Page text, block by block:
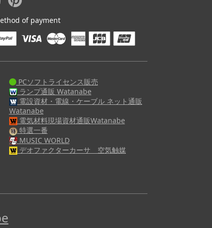
of payment
PCソフトライセンス販売
ランプ通販 Watanabe
電設資材・電線・ケーブル ネット通販
Watanabe
電気材料現場資材通販Watanabe
特選一番
MUSIC WORLD
デオファクターカーサ 空気触媒